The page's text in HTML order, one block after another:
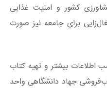
کشور و امنیت غذایی
برای جامعه نیز صورت
اطلاعات بیشتر و تهیه کتاب
تلفن 03133912711 کتاب‌فروشی جهاد دانشگاهی واحد